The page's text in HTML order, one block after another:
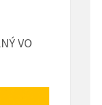
VO